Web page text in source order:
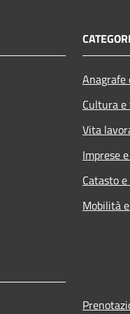
Cultura
Vita
Imprese
Catasto
Mobilità